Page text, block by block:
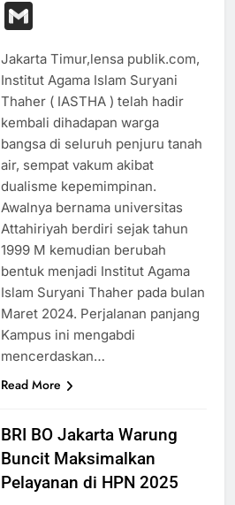
Gmail
Jakarta Timur,lensa publik.com,
Institut Agama Islam Suryani
Thaher ( IASTHA ) telah hadir
kembali dihadapan warga
bangsa di seluruh penjuru tanah
air, sempat vakum akibat
dualisme kepemimpinan.
Awalnya bernama universitas
Attahiriyah berdiri sejak tahun
1999 M kemudian berubah
bentuk menjadi Institut Agama
Islam Suryani Thaher pada bulan
Maret 2024. Perjalanan panjang
Kampus ini mengabdi
mencerdaskan…
Read More
BRI BO Jakarta Warung
Buncit Maksimalkan
Pelayanan di HPN 2025